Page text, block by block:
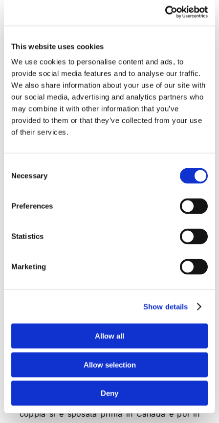
This website uses cookies
We use cookies to personalise content and ads, to
provide social media features and to analyse our traffic.
We also share information about your use of our site with
our social media, advertising and analytics partners who
may combine it with other information that you’ve
provided to them or that they’ve collected from your use
of their services.
Selection
Necessary
Preferences
Statistics
Marketing
Show details
Allow all
Allow selection
Deny
si può stupire se – a fronte di nuove forme di
omossessuali ed a fronte di letture
costituzionalmente orientate dell’articolo 3
della Costituzione – i Giudici
abbiano ritenuto
di interpretare l’articolo 44 lettera d) legge
183/1984 adeguando la normativa già in
vigore
anche alle nuove formazioni sociali sia
pure omossessuali e
Legislatore.
La sentenza qui in discussione è oramai
definitiva in quanto non impugnata e, dunque,
sarà destinata a costituire una guida
giurisprudenziale per quanti riterranno di
unione può essere definita stabile in quanto
caratterizzata da una convivenza di circa 12
anni e che il minore, di cui è stata richiesta
l’adozione, è figlio biologico di uno dei due
che lo ha concepito in Canada con la
pagamento, ma consentita se è volontaria; la
coppia si è sposata prima in Canada e poi in